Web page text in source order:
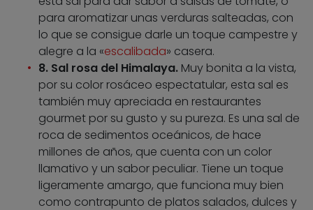
para aromatizar unas verduras salteadas, con
lo que se consigue darle un toque campestre y
alegre a la «escalibada» casera.
8. Sal rosa del Himalaya. Muy bonita a la vista,
por su color rosáceo espectatular, esta sal es
también muy apreciada en restaurantes
gourmet por su gusto y su pureza. Es una sal de
roca de sedimentos oceánicos, de hace
millones de años, que cuenta con un color
llamativo y un sabor peculiar. Tiene un toque
ligeramente amargo, que funciona muy bien
como contrapunto de platos salados, dulces y